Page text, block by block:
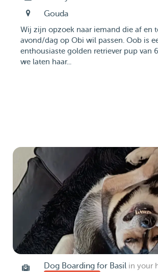
Gouda
Wij zijn opzoek naar iemand die af en
avond/dag op Obi wil passen. Oob is
enthousiaste golden retriever pup van
we laten haar...
Dog Boarding for Basil in your